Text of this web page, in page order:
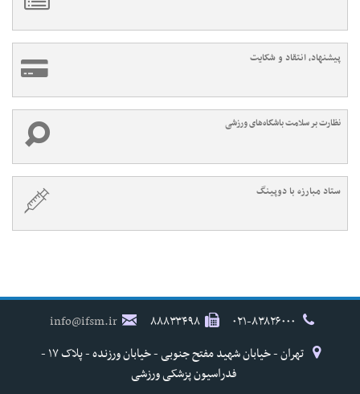
پیشنهاد، انتقاد و شکایت
نظارت بر سلامت باشگاه‌های ورزشی
ستاد مبارزه با دوپینگ
۸۸۸۳۳۴۹۸
info@ifsm.ir
تهران - خیابان شهید مفتح جنوبی - خیابان ورزنده - پلاک ۱۷ -
فدراسیون پزشکی ورزشی